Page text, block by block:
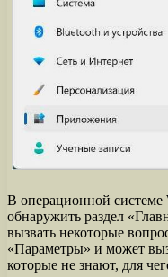
В операционной системе
обнаружить раздел
вызвать некоторые
«Параметры» и может
которые не знают, для